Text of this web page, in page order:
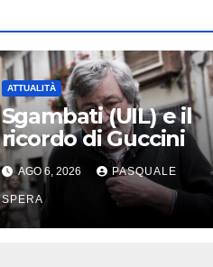
ATTUALITÀ
Sgambati (UIL) e il
ricordo di Guccini
AGO 6, 2026 PASQUALE
SPERA